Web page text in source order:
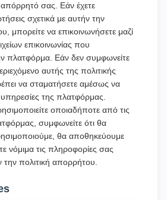
απόρρητό σας. Εάν έχετε
σχετικά με αυτήν την
μπορείτε να επικοινωνήσετε μαζί
επικοινωνίας που
πλατφόρμα. Εάν δεν συμφωνείτε
αυτής της πολιτικής
να σταματήσετε αμέσως να
υπηρεσίες της πλατφόρμας.
οποιαδήποτε από τις
συμφωνείτε ότι θα
θα αποθηκεύουμε
νόμιμα τις πληροφορίες σας
πολιτική απορρήτου.